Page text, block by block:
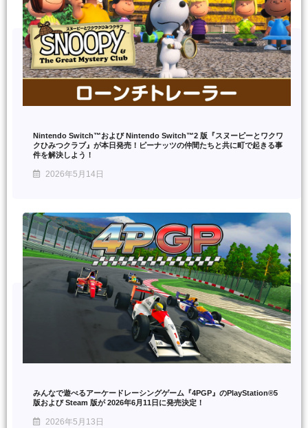
Nintendo Switch™および Nintendo Switch™2 版『スヌーピーとワクワ
クひみつクラブ』が本日発売！ピーナッツの仲間たちと共に町で起きる事
件を解決しよう！
2026年5月14日
みんなで遊べるアーケードレーシングゲーム『4PGP』のPlayStation®5
版および Steam 版が 2026年6月11日に発売決定！
2026年5月13日